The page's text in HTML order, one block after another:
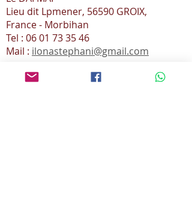
Lieu dit Lpmener, 56590 GROIX,
France - Morbihan
Tel : 06 01 73 35 46
Mail : ilonastephani@gmail.com
E AUXM